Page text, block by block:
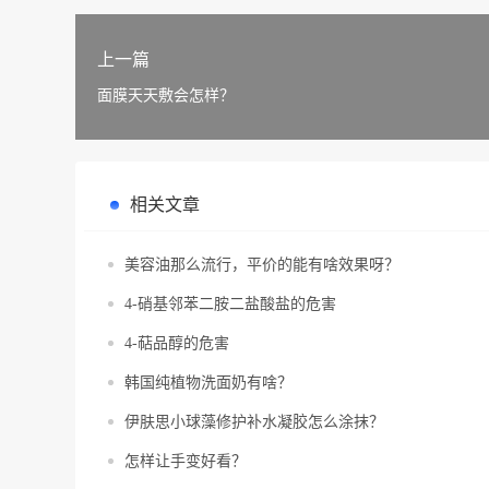
上一篇
面膜天天敷会怎样？
相关文章
美容油那么流行，平价的能有啥效果呀？
4-硝基邻苯二胺二盐酸盐的危害
4-萜品醇的危害
韩国纯植物洗面奶有啥？
伊肤思小球藻修护补水凝胶怎么涂抹？
怎样让手变好看？